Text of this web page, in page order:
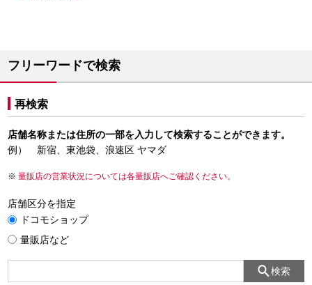
フリーワードで検索
再検索
店舗名称または住所の一部を入力して検索することができます。
例） 新宿、東池袋、浪速区 ヤマダ
量販店の営業状況については各量販店へご確認ください。
店舗区分を指定
ドコモショップ
量販店など
検索